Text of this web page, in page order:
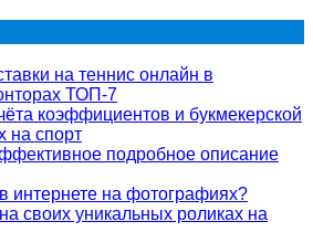
на теннис онлайн в
ТОП-7
коэффициентов и букмекерской
на спорт
подробное описание
интернете на фотографиях?
своих уникальных роликах на